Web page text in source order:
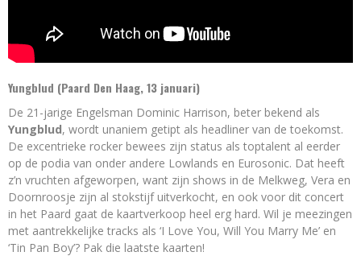
Yungblud (Paard Den Haag, 13 januari)
De 21-jarige Engelsman Dominic Harrison, beter bekend als
Yungblud, wordt unaniem getipt als headliner van de toekomst.
De excentrieke rocker bewees zijn status als toptalent al eerder
op de podia van onder andere Lowlands en Eurosonic. Dat heeft
z’n vruchten afgeworpen, want zijn shows in de Melkweg, Vera en
Doornroosje zijn al stokstijf uitverkocht, en ook voor dit concert
in het Paard gaat de kaartverkoop heel erg hard. Wil je meezingen
met aantrekkelijke tracks als ‘I Love You, Will You Marry Me’ en
‘Tin Pan Boy’? Pak die laatste kaarten!